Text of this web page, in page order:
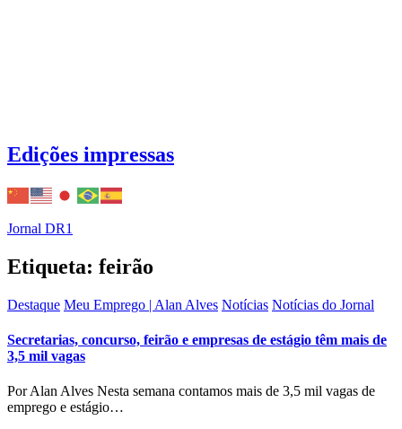
Edições impressas
Jornal DR1
Etiqueta: feirão
Destaque Meu Emprego | Alan Alves Notícias Notícias do Jornal
Secretarias, concurso, feirão e empresas de estágio têm mais de
3,5 mil vagas
Por Alan Alves Nesta semana contamos mais de 3,5 mil vagas de
emprego e estágio…